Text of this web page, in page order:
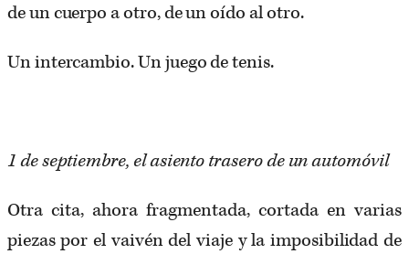
de un cuerpo a otro, de un oído al otro.
Un intercambio. Un juego de tenis.
1 de septiembre, el asiento trasero de un automóvil
Otra cita, ahora fragmentada, cortada en varias
piezas por el vaivén del viaje y la imposibilidad de